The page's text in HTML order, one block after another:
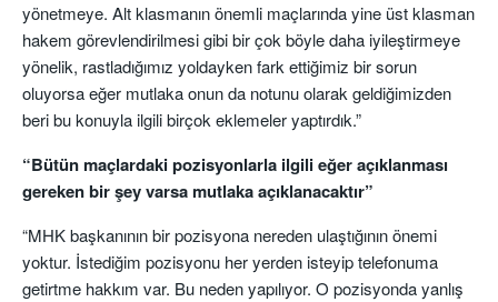
yönetmeye. Alt klasmanın önemli maçlarında yine üst klasman
hakem görevlendirilmesi gibi bir çok böyle daha iyileştirmeye
yönelik, rastladığımız yoldayken fark ettiğimiz bir sorun
oluyorsa eğer mutlaka onun da notunu olarak geldiğimizden
beri bu konuyla ilgili birçok eklemeler yaptırdık.”
“Bütün maçlardaki pozisyonlarla ilgili eğer açıklanması
gereken bir şey varsa mutlaka açıklanacaktır”
“MHK başkanının bir pozisyona nereden ulaştığının önemi
yoktur. İstediğim pozisyonu her yerden isteyip telefonuma
getirtme hakkım var. Bu neden yapılıyor. O pozisyonda yanlış